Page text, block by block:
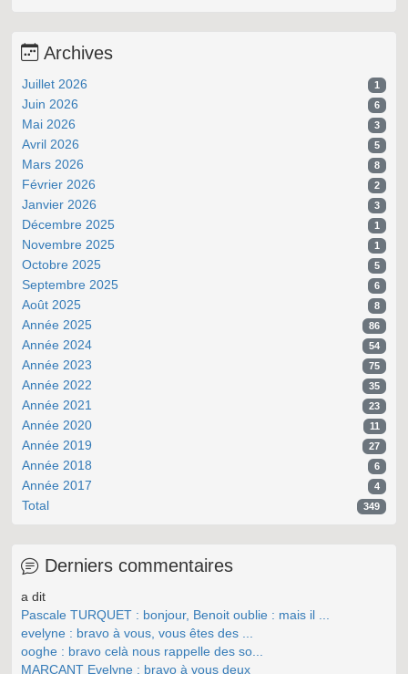
Archives
Juillet 2026 1
Juin 2026 6
Mai 2026 3
Avril 2026 5
Mars 2026 8
Février 2026 2
Janvier 2026 3
Décembre 2025 1
Novembre 2025 1
Octobre 2025 5
Septembre 2025 6
Août 2025 8
Année 2025 86
Année 2024 54
Année 2023 75
Année 2022 35
Année 2021 23
Année 2020 11
Année 2019 27
Année 2018 6
Année 2017 4
Total 349
Derniers commentaires
a dit
Pascale TURQUET : bonjour, Benoit oublie : mais il ...
evelyne : bravo à vous, vous êtes des ...
ooghe : bravo celà nous rappelle des so...
MARCANT Evelyne : bravo à vous deux